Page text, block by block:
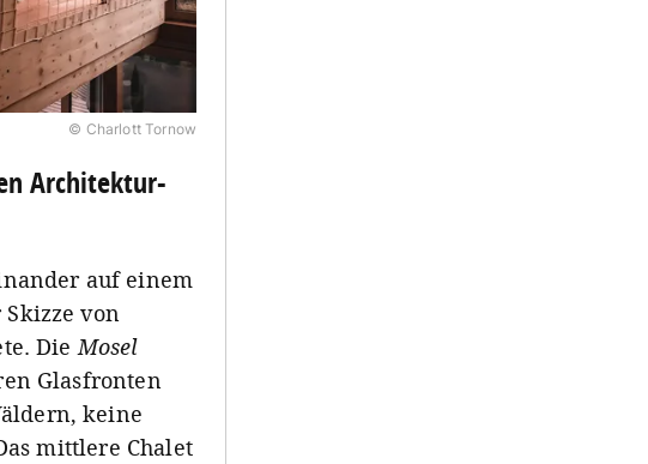
© Charlott Tornow
Architektur-
auf einem
von
Die Mosel
Glasfronten
keine
mittlere Chalet